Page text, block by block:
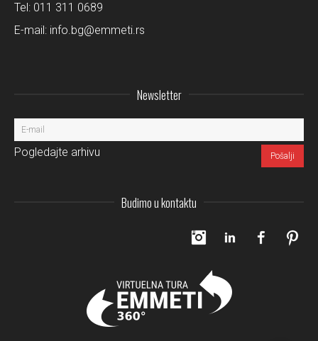
Tel: 011 311 0689
E-mail: info.bg@emmeti.rs
Newsletter
Pogledajte arhivu
Budimo u kontaktu
InstagramLinkedIn